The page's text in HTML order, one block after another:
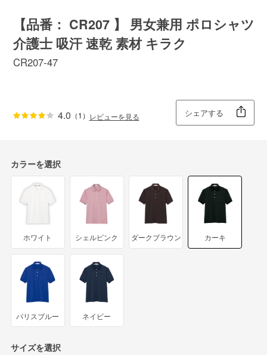
【品番： CR207 】 男女兼用 ポロシャツ
介護士 吸汗 速乾 素材 キラク
CR207-47
4.0 （1） レビューを見る シェアする
カラーを選択
ホワイト シェルピンク ダークブラウン カーキ
パリスブルー ネイビー
サイズを選択